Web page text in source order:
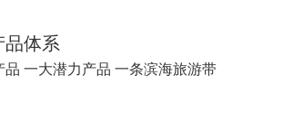
品体系
品 一大潜力产品 一条滨海旅游带